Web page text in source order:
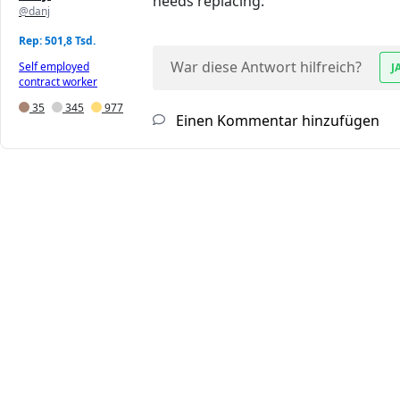
@danj
Rep: 501,8 Tsd.
Self employed
contract worker
35
345 977
War diese Antwort hilfreich?
Einen Kommentar hinzufügen